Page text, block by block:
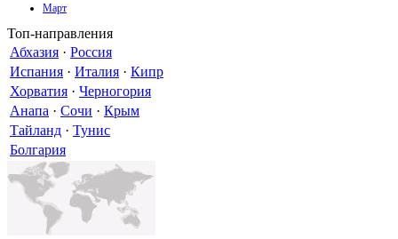
Март
Топ-направления
Абхазия · Россия
Испания · Италия · Кипр
Хорватия · Черногория
Анапа · Сочи · Крым
Тайланд · Тунис
Болгария